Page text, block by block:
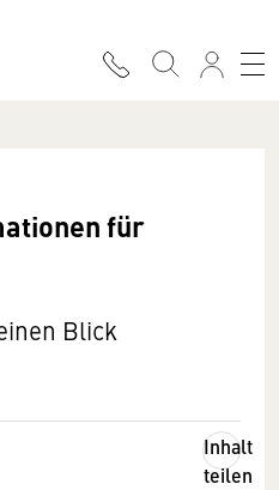
für
Blick
Inhalt
teilen